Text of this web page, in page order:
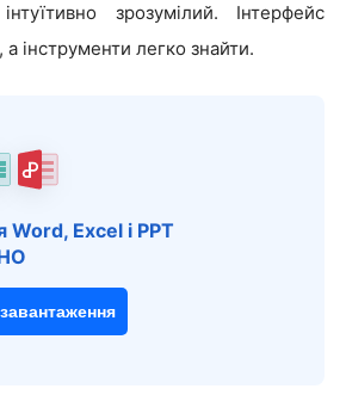
зрозумілий. Інтерфейс
інструменти легко знайти.
Word, Excel і PPT